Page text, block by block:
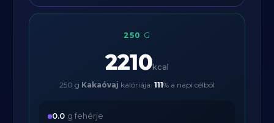
250 G
2210kcal
250 g Kakaóvaj kalóriája: 111% a napi célból
0.0 g fehérje